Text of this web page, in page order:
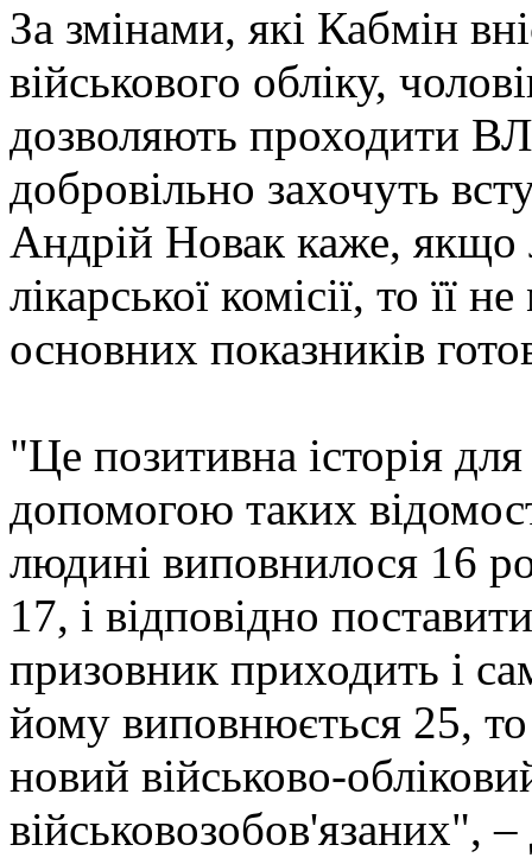
За змінами, які Кабмін
військового обліку,
дозволяють проходити
добровільно захочуть
Андрій Новак каже, якщо
лікарської комісії, то її
основних показників
"Це позитивна історія
допомогою таких
людині виповнилося 16
17, і відповідно
призовник приходить і
йому виповнюється 25,
новий військово-
військовозобов'язаних",